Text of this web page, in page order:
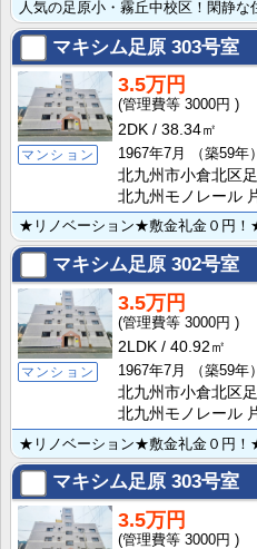
マキシム足原 303号室
マンション
3.5万円
3000円
2DK
38.34㎡
1967年7月
（築59年）
北九州市小倉北区
北九州モノレール
マキシム足原 302号室
マンション
3.5万円
3000円
2LDK
40.92㎡
1967年7月
（築59年）
北九州市小倉北区
北九州モノレール
マキシム足原 303号室
3.5万円
3000円